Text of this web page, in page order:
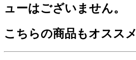
ューはございません。
こちらの商品もオススメ